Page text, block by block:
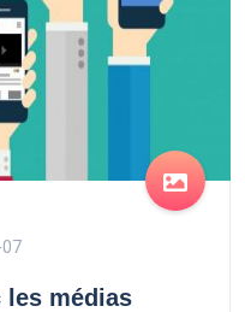
les médias